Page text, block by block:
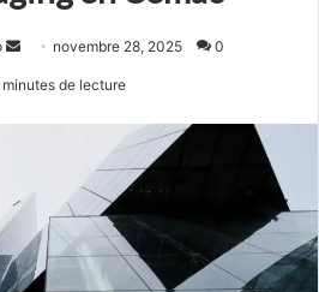
Envoyernovembre 28, 2025 0
de lecture